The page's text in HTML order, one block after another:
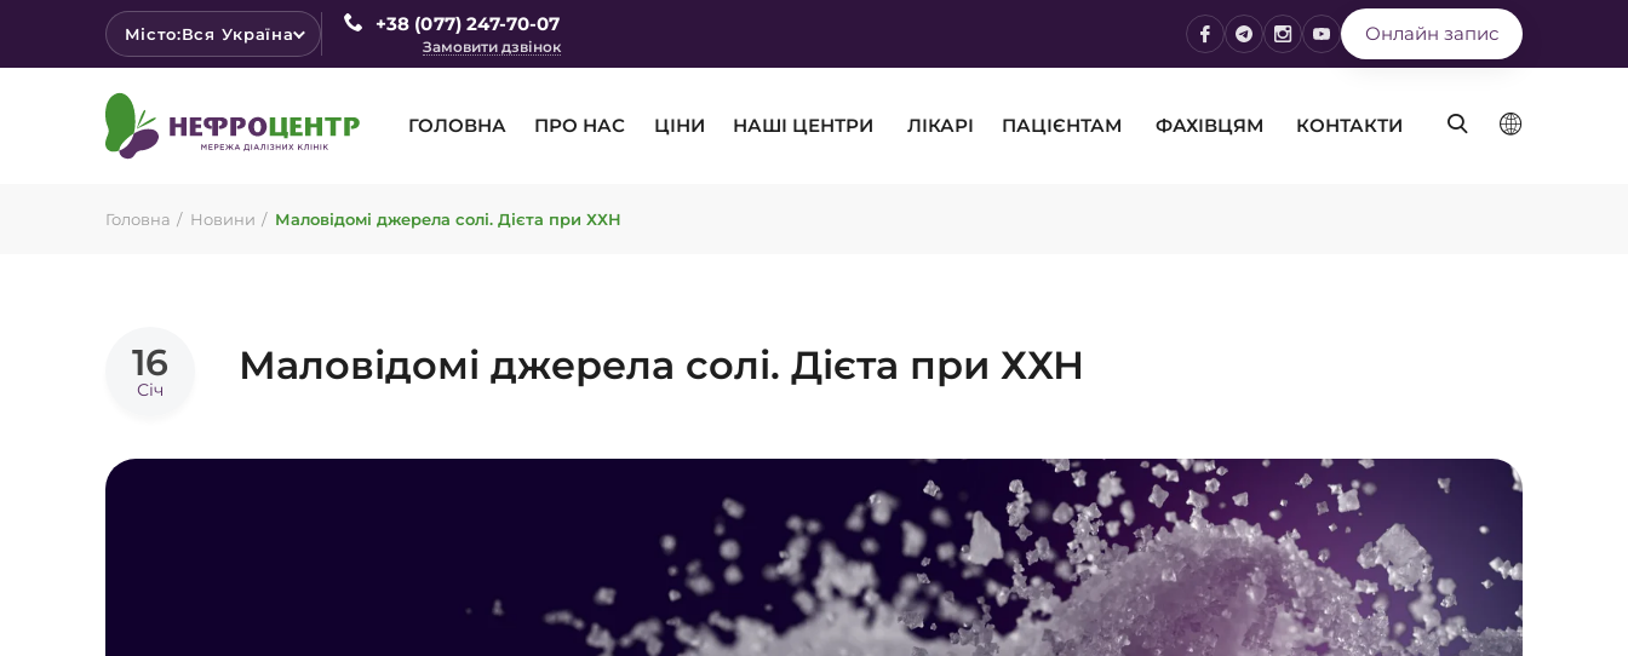
Місто:Вся Україна +38 (077) 247-70-07
Замовити дзвінок
Онлайн запис
ГОЛОВНА ПРО НАС ЦІНИ НАШІ ЦЕНТРИ ЛІКАРІ ПАЦІЄНТАМ ФАХІВЦЯМ КОНТАКТИ
Головна Новини Маловідомі джерела солі. Дієта при ХХН
16
Січ
Маловідомі джерела солі. Дієта при ХХН